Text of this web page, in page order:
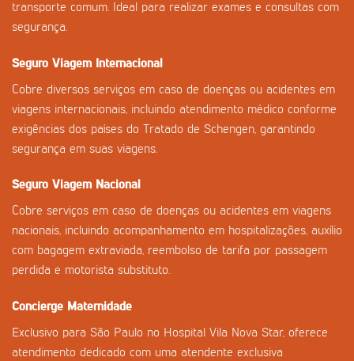
transporte comum. Ideal para realizar exames e consultas com
segurança.
Seguro Viagem Internacional
Cobre diversos serviços em caso de doenças ou acidentes em
viagens internacionais, incluindo atendimento médico conforme
exigências dos países do Tratado de Schengen, garantindo
segurança em suas viagens.
Seguro Viagem Nacional
Cobre serviços em caso de doenças ou acidentes em viagens
nacionais, incluindo acompanhamento em hospitalizações, auxílio
com bagagem extraviada, reembolso de tarifa por passagem
perdida e motorista substituto.
Concierge Maternidade
Exclusivo para São Paulo no Hospital Vila Nova Star, oferece
atendimento dedicado com uma atendente exclusiva